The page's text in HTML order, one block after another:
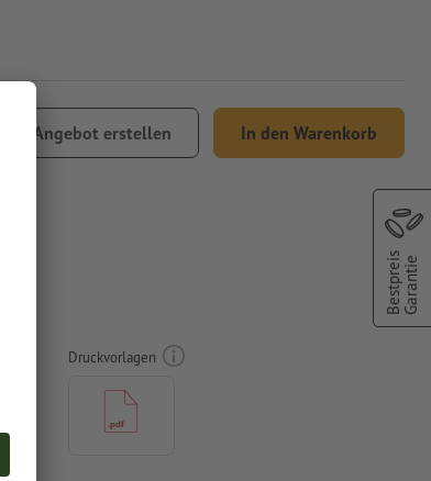
Angebot erstellen In den Warenkorb
Druckvorlagen
BestpreisGarantie